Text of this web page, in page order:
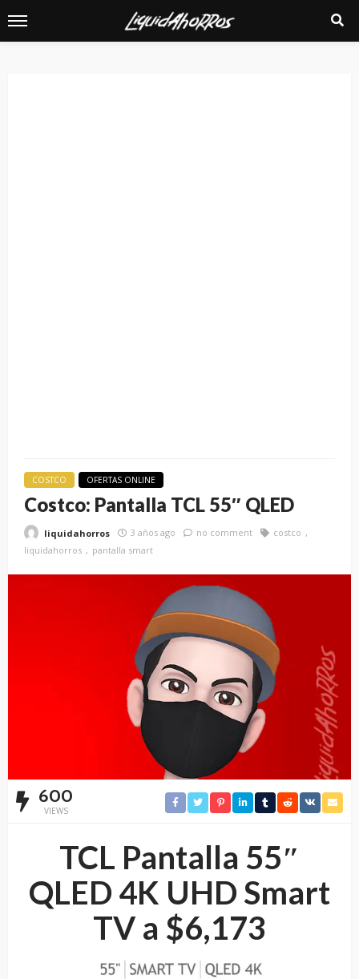
COSTCO OFERTAS ONLINE
Costco: Pantalla TCL 55″ QLED
liquidahorros 3 años ago no comment
costco
liquidahorros
pantalla smart
600
VIEWS
TCL Pantalla 55″
QLED 4K UHD Smart
TV a $6,173